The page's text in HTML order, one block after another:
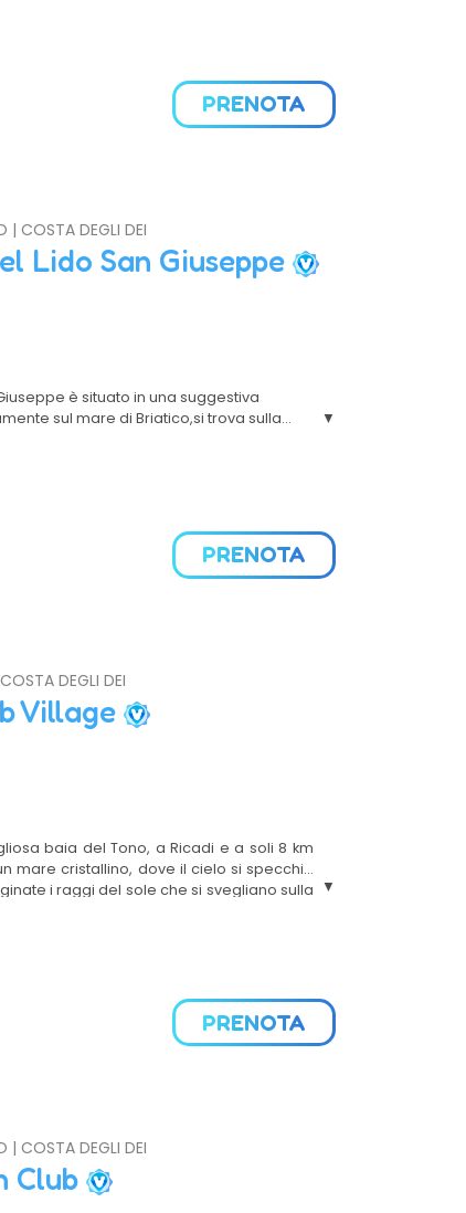
in famiglia con bambini e ragazzi, di
protetto e dotato di ogni comfort,
da esplorare.
PRENOTA
| COSTA DEGLI DEI
Lido San Giuseppe
è situato in una suggestiva
sul mare di Briatico,si trova sulla
ridosso di una bellissima spiaggia
per il relax di tutta la famiglia. Il Villaggio
Capo Vaticano e Pizzo Calabro.
PRENOTA
DEGLI DEI
Village
baia del Tono, a Ricadi e a soli 8 km
mare cristallino, dove il cielo si specchia
i raggi del sole che si svegliano sulla
un'oasi immersa nel verde della
Immaginate una vacanza all'insegna del
questo è il Solemare: esaltazione della
Direttamente sul mare offre formula
completamente rinnovate, dotate di
tutti i conforts.
PRENOTA
| COSTA DEGLI DEI
Club